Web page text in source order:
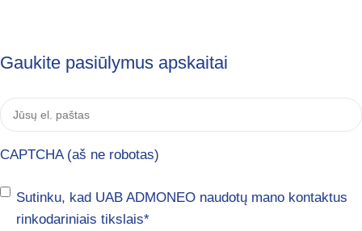
Gaukite pasiūlymus apskaitai
Jūsų
el.
paštas*
CAPTCHA (aš ne robotas)
Sutikimas*
Sutinku, kad UAB ADMONEO naudotų mano kontaktus
rinkodariniais tikslais*